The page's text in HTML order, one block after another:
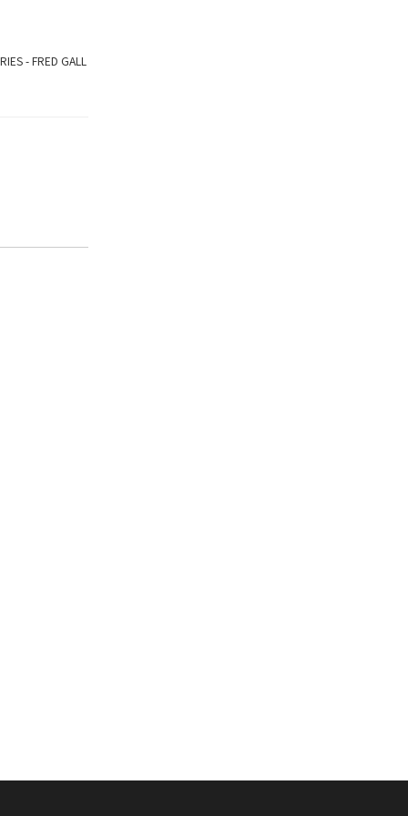
- FRED GALL